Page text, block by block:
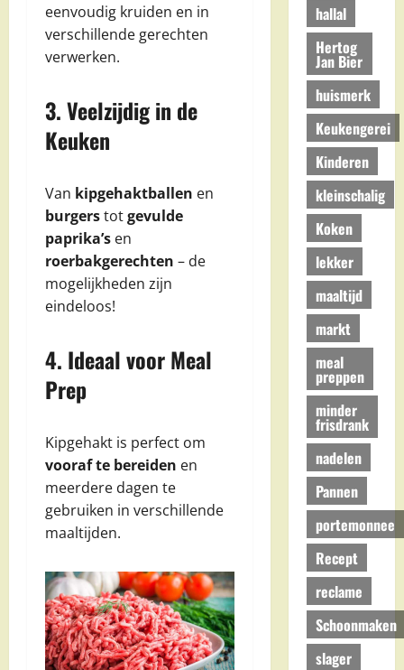
eenvoudig kruiden en in
verschillende gerechten
verwerken.
3. Veelzijdig in de
Keuken
Van kipgehaktballen en
burgerstotgevulde
paprika’s en
roerbakgerechten – de
mogelijkheden zijn
eindeloos!
4. Ideaal voor Meal
Prep
Kipgehakt is perfect om
vooraf te bereiden en
meerdere dagen te
gebruiken in verschillende
maaltijden.
hallal
Hertog
Jan Bier
huismerk
Keukengerei
Kinderen
kleinschalig
Koken
lekker
maaltijd
markt
meal
preppen
minder
frisdrank
nadelen
Pannen
portemonnee
Recept
reclame
Schoonmaken
slager